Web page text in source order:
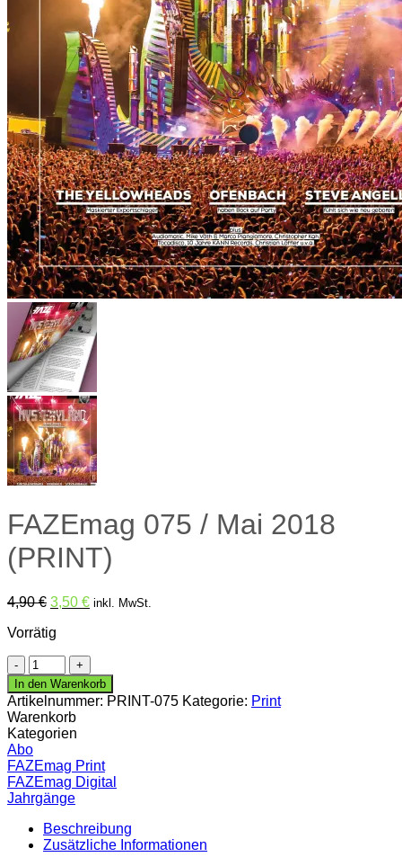
FAZEmag 075 / Mai 2018
(PRINT)
4,90€ Ursprünglicher
war:
3,50 €Aktueller
inkl. MwSt.
Vorrätig
FAZEmag
075
/
Mai
2018
(PRINT)
Menge
In den Warenkorb
Artikelnummer: PRINT-075 Kategorie: Print
Warenkorb
Kategorien
Abo
FAZEmag Print
FAZEmag Digital
Jahrgänge
Beschreibung
Zusätzliche Informationen